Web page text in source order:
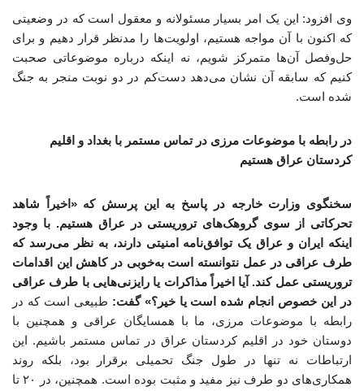
وی افزود: این یک امر بسیار مسئولانه و معقول است که در وضعیتی
که اکنون با آن مواجه هستیم، اولویت‌ها را مدنظر قرار دهیم و برای
حل‌وفصل آن‌ها متمرکز شویم، نه اینکه درباره موضوعاتی صحبت
کنیم که سابقه آن نشان می‌دهد دست‌کم در دو نوبت منجر به جنگ
شده است.
در رابطه با موضوعات مرزی در تماس مستمر با بغداد و اقلیم
کردستان عراق هستیم
سخنگوی وزارت خارجه در پاسخ به این پرسش که «اخیراً شاهد
تحرکاتی از سوی گروهک‌های تروریستی در عراق هستیم. با وجود
اینکه ایران و عراق یک توافق‌نامه امنیتی دارند، به نظر می‌رسد که
طرف عراقی در عمل نتوانسته است به‌خوبی در کاهش این اقدامات
تروریستی عمل کند. آیا اخیراً مذاکرات یا رایزنی‌هایی با طرف عراقی
در این خصوص انجام شده است یا خیر؟» گفت: طبیعی است که در
رابطه با موضوعات مرزی، ما با همسایگان عراقی‌ و همچنین با
دوستان‌ خود در اقلیم کردستان عراق در تماس مستمر باشیم. این
ارتباطات نه تنها در طول جنگ تحمیلی برقرار بود، بلکه روند
همکاری‌های دو طرف نیز مفید و مثبت بوده است. همچنین، در ۲۰ تا